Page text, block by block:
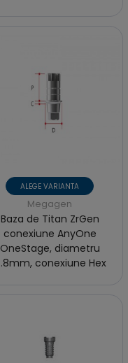
ALEGE VARIANTA
Megagen
Baza de Titan ZrGen
conexiune AnyOne
OneStage, diametru
conexiune Hex